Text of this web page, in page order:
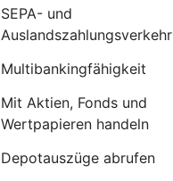
SEPA- und
Auslandszahlungsverkehr
Multibankingfähigkeit
Mit Aktien, Fonds und
Wertpapieren handeln
Depotauszüge abrufen